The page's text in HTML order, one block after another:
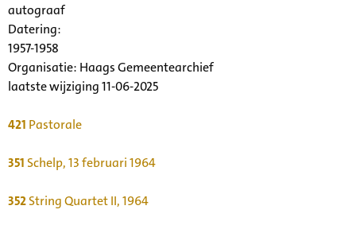
autograaf
Datering:
1957-1958
Organisatie: Haags Gemeentearchief
laatste wijziging 11-06-2025
421 Pastorale
351 Schelp, 13 februari 1964
352String Quartet II, 1964